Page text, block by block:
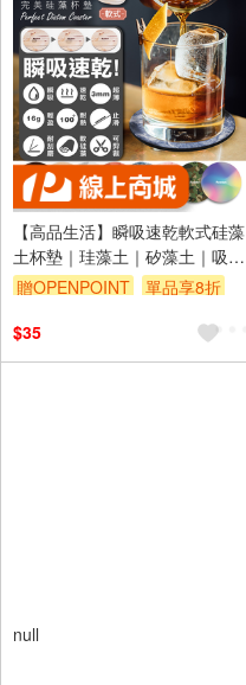
【高品生活】瞬吸速乾軟式硅藻
土杯墊｜珪藻土｜矽藻土｜吸水
杯墊｜隔熱杯墊｜止滑杯墊｜
贈OPENPOINT
單品享8折
$35
null